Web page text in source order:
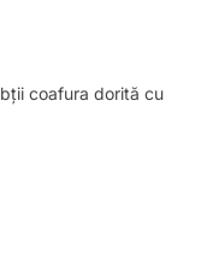
coafura dorită cu